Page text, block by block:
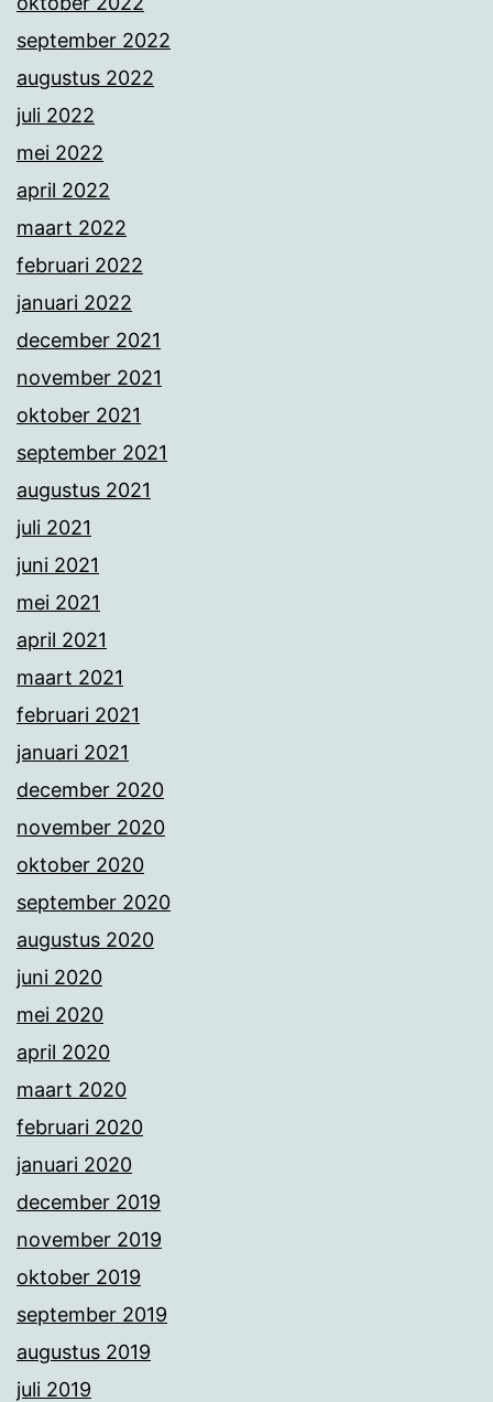
september 2022
augustus 2022
juli 2022
mei 2022
april 2022
maart 2022
februari 2022
januari 2022
december 2021
november 2021
oktober 2021
september 2021
augustus 2021
juli 2021
juni 2021
mei 2021
april 2021
maart 2021
februari 2021
januari 2021
december 2020
november 2020
oktober 2020
september 2020
augustus 2020
juni 2020
mei 2020
april 2020
maart 2020
februari 2020
januari 2020
december 2019
november 2019
oktober 2019
september 2019
augustus 2019
juli 2019